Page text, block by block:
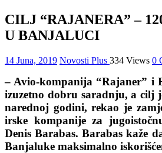
CILJ “RAJANERA” –
U BANJALUCI
14 Juna, 2019 Novosti Plus 334 Views 0
– Avio-kompanija “Rajaner” i
izuzetno dobru saradnju, a cilj
narednoj godini, rekao je
irske kompanije za
Denis Barabas.Barabas kaže
Banjaluke maksimalno